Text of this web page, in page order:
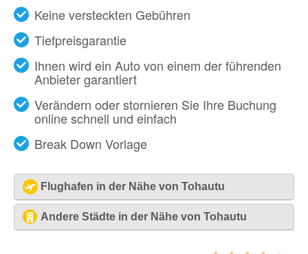
Keine versteckten Gebühren
Tiefpreisgarantie
Ihnen wird ein Auto von einem der führenden
Anbieter garantiert
Verändern oder stornieren Sie Ihre Buchung
online schnell und einfach
Break Down Vorlage
Flughafen in der Nähe von Tohautu
Papeete - Flughafen [PPT]
Andere Städte in der Nähe von Tohautu